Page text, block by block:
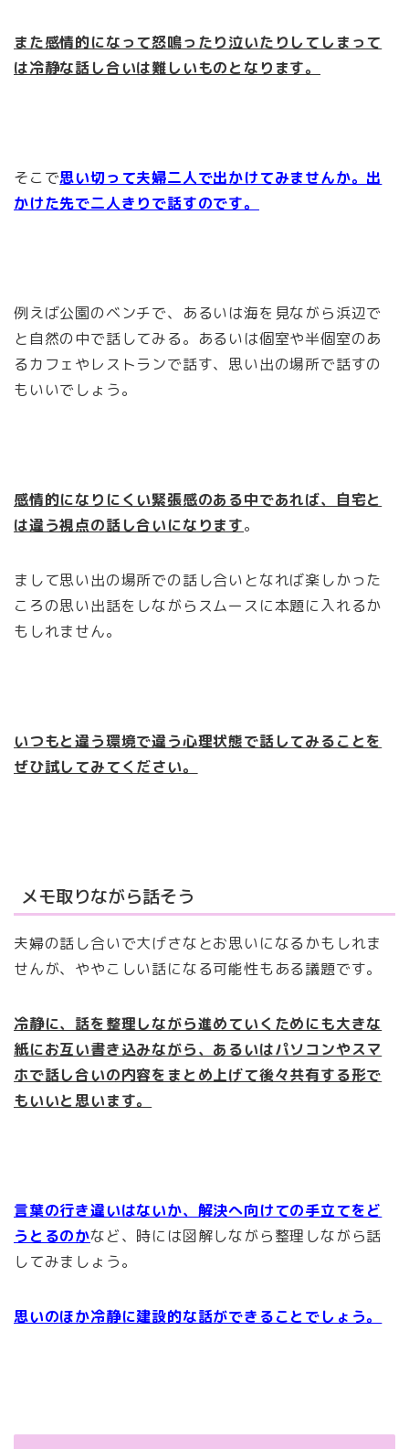
また感情的になって怒鳴ったり泣いたりしてしまって
は冷静な話し合いは難しいものとなります。
そこで思い切って夫婦二人で出かけてみませんか。出
かけた先で二人きりで話すのです。
例えば公園のベンチで、あるいは海を見ながら浜辺で
と自然の中で話してみる。あるいは個室や半個室のあ
るカフェやレストランで話す、思い出の場所で話すの
もいいでしょう。
感情的になりにくい緊張感のある中であれば、自宅と
は違う視点の話し合いになります。
まして思い出の場所での話し合いとなれば楽しかった
ころの思い出話をしながらスムースに本題に入れるか
もしれません。
いつもと違う環境で違う心理状態で話してみることを
ぜひ試してみてください。
メモ取りながら話そう
夫婦の話し合いで大げさなとお思いになるかもしれま
せんが、ややこしい話になる可能性もある議題です。
冷静に、話を整理しながら進めていくためにも大きな
紙にお互い書き込みながら、あるいはパソコンやスマ
ホで話し合いの内容をまとめ上げて後々共有する形で
もいいと思います。
言葉の行き違いはないか、解決へ向けての手立てをど
うとるのかなど、時には図解しながら整理しながら話
してみましょう。
思いのほか冷静に建設的な話ができることでしょう。